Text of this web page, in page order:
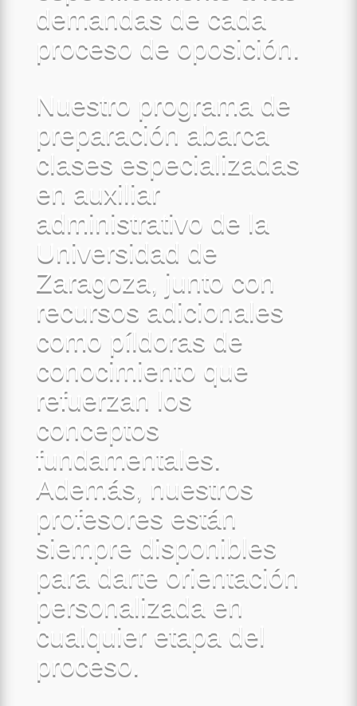
demandas de cada
proceso de oposición.
Nuestro programa de
preparación abarca
clases especializadas
en auxiliar
administrativo de la
Universidad de
Zaragoza, junto con
recursos adicionales
como píldoras de
conocimiento que
refuerzan los
conceptos
fundamentales.
Además, nuestros
profesores están
siempre disponibles
para darte orientación
personalizada en
cualquier etapa del
proceso.